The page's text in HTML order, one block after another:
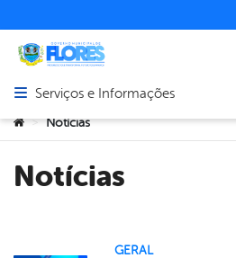
Abrir menu principal de navegação
Serviços e Informações
Você está aqui:
> Notícias
Notícias
GERAL